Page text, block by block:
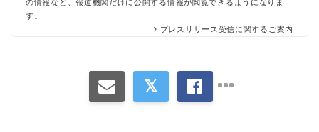
の情報など、報道機関だけに公開する情報が閲覧できるようになりま
す。
プレスリリース受信に関するご案内